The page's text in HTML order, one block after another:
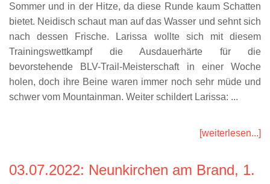
Sommer und in der Hitze, da diese Runde kaum Schatten
bietet. Neidisch schaut man auf das Wasser und sehnt sich
nach dessen Frische. Larissa wollte sich mit diesem
Trainingswettkampf die Ausdauerhärte für die
bevorstehende BLV-Trail-Meisterschaft in einer Woche
holen, doch ihre Beine waren immer noch sehr müde und
schwer vom Mountainman. Weiter schildert Larissa: ...
[weiterlesen...]
03.07.2022: Neunkirchen am Brand, 1.